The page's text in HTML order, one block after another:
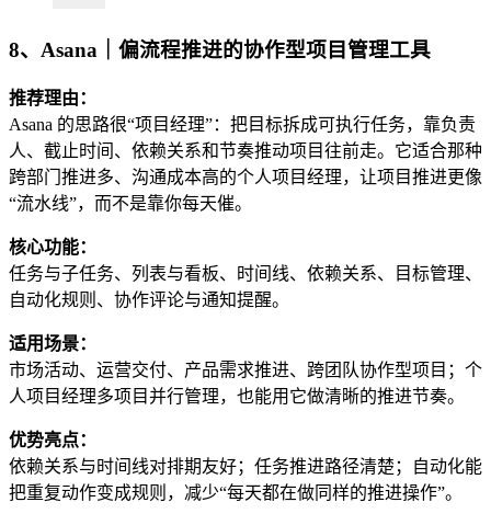
8、Asana｜偏流程推进的协作型项目管理工具
推荐理由：
Asana 的思路很“项目经理”：把目标拆成可执行任务，靠负责
人、截止时间、依赖关系和节奏推动项目往前走。它适合那种
跨部门推进多、沟通成本高的个人项目经理，让项目推进更像
“流水线”，而不是靠你每天催。
核心功能：
任务与子任务、列表与看板、时间线、依赖关系、目标管理、
自动化规则、协作评论与通知提醒。
适用场景：
市场活动、运营交付、产品需求推进、跨团队协作型项目；个
人项目经理多项目并行管理，也能用它做清晰的推进节奏。
优势亮点：
依赖关系与时间线对排期友好；任务推进路径清楚；自动化能
把重复动作变成规则，减少“每天都在做同样的推进操作”。